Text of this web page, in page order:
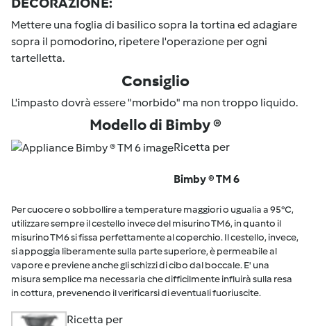
Mettere una foglia di basilico sopra la tortina ed adagiare
sopra il pomodorino, ripetere l'operazione per ogni
tartelletta.
Consiglio
L'impasto dovrà essere "morbido" ma non troppo liquido.
Modello di Bimby ®
Ricetta per
Bimby ® TM 6
Per cuocere o sobbollire a temperature maggiori o ugualia a 95°C,
utilizzare sempre il cestello invece del misurino TM6, in quanto il
misurino TM6 si fissa perfettamente al coperchio. Il cestello, invece,
si appoggia liberamente sulla parte superiore, è permeabile al
vapore e previene anche gli schizzi di cibo dal boccale. E' una
misura semplice ma necessaria che difficilmente influirà sulla resa
in cottura, prevenendo il verificarsi di eventuali fuoriuscite.
Ricetta per